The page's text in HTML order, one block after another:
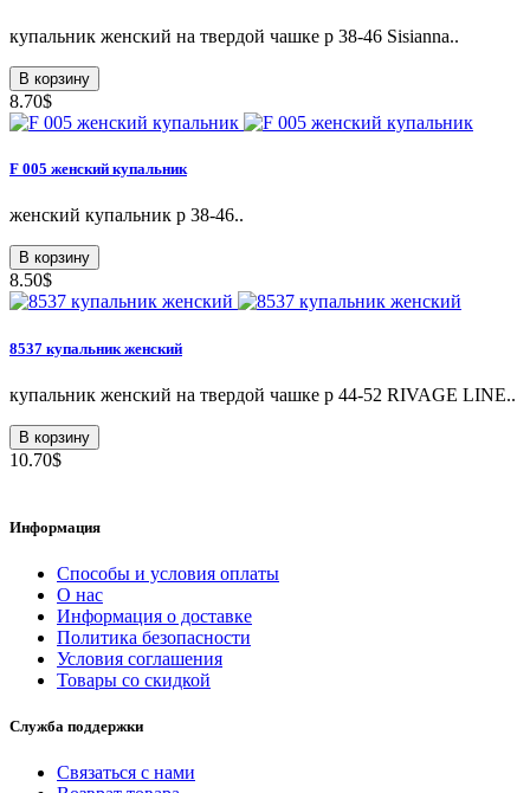
купальник женский на твердой чашке р 38-46 Sisianna..
В корзину
8.70$
F 005 женский купальник
женский купальник р 38-46..
В корзину
8.50$
8537 купальник женский
купальник женский на твердой чашке р 44-52 RIVAGE LINE..
В корзину
10.70$
Информация
Способы и условия оплаты
О нас
Информация о доставке
Политика безопасности
Условия соглашения
Товары со скидкой
Служба поддержки
Связаться с нами